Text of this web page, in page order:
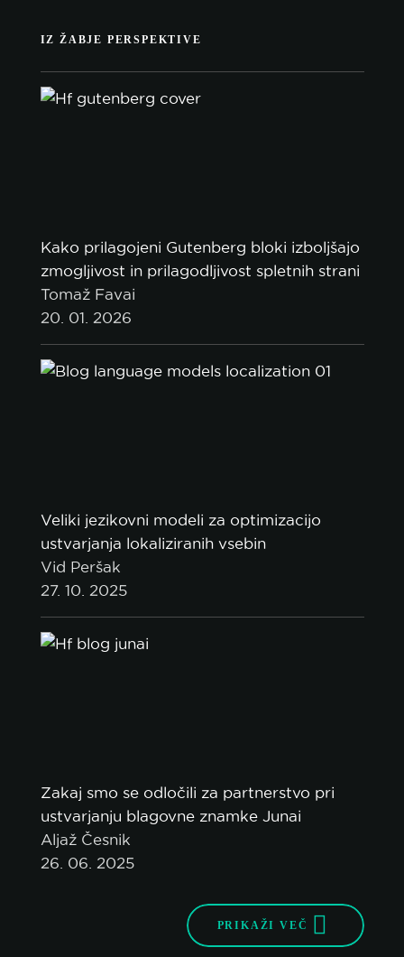
IZ ŽABJE PERSPEKTIVE
Kako prilagojeni Gutenberg bloki izboljšajo
zmogljivost in prilagodljivost spletnih strani
Tomaž Favai
20. 01. 2026
Veliki jezikovni modeli za optimizacijo
ustvarjanja lokaliziranih vsebin
Vid Peršak
27. 10. 2025
Zakaj smo se odločili za partnerstvo pri
ustvarjanju blagovne znamke Junai
Aljaž Česnik
26. 06. 2025
PRIKAŽI VEČ